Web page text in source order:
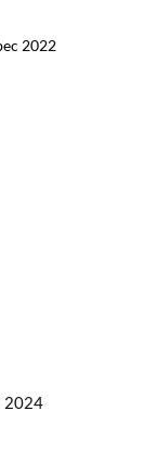
2022
2024